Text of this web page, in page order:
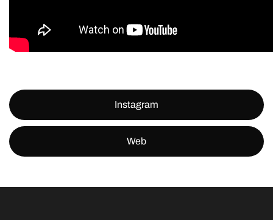
Instagram
Web